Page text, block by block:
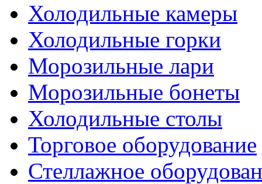
Холодильные камеры
Холодильные горки
Морозильные лари
Морозильные бонеты
Холодильные столы
Торговое оборудование
Стеллажное